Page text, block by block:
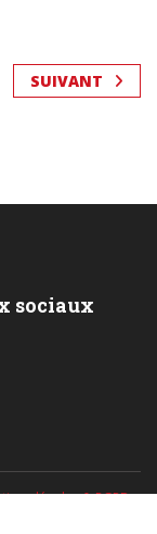
SUIVANT
sociaux
légales & RGPD